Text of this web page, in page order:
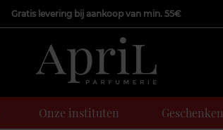
Gratis levering bij aankoop van min. 55€
Onze instituten Geschenken